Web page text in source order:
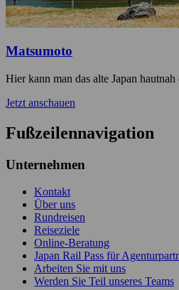
Matsumoto
Hier kann man das alte Japan hautnah
Jetzt anschauen
Fußzeilennavigation
Unternehmen
Kontakt
Über uns
Rundreisen
Reiseziele
Online-Beratung
Japan Rail Pass für
Arbeiten Sie mit uns
Werden Sie Teil unseres Teams